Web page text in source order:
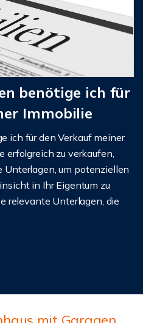
benötige ich für
Immobilie
ich für den Verkauf meiner
erfolgreich zu verkaufen,
Unterlagen, um potenziellen
in Ihr Eigentum zu
relevante Unterlagen, die